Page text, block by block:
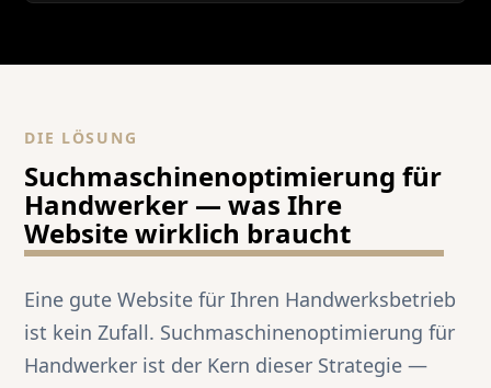
DIE LÖSUNG
Suchmaschinenoptimierung für
Handwerker — was Ihre
Website wirklich braucht
Eine gute Website für Ihren Handwerksbetrieb
ist kein Zufall. Suchmaschinenoptimierung für
Handwerker ist der Kern dieser Strategie —